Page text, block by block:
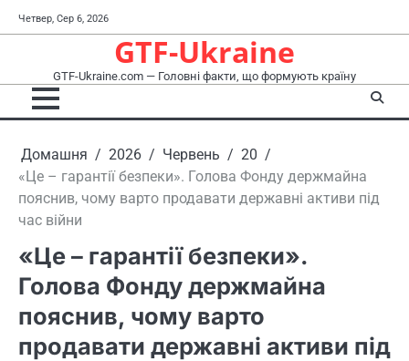
до
Четвер, Сер 6, 2026
GTF-Ukraine
GTF-Ukraine.com — Головні факти, що формують країну
Домашня 2026 Червень
20
«Це – гарантії безпеки». Голова Фонду держмайна
пояснив, чому варто продавати державні активи під
час війни
«Це – гарантії безпеки».
Голова Фонду держмайна
пояснив, чому варто
продавати державні активи під